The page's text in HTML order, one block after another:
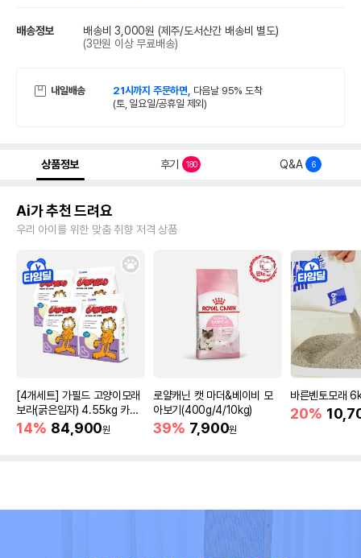
배송정보 배송비 3,000원 (제주/도서산간 배송비 별도)
(3만원 이상 무료배송)
내일배송 21시까지 주문하면, 다음날 95% 도착
(토, 일요일/공휴일 제외)
상품정보 후기 180 Q&A 6
Ai가 추천 드려요
우리 아이를 위한 맞춤 취향 저격 상품
[4개세트] 가필드 고양이모래
보라(굵은입자) 4.55kg 카사
바모래
14% 84,900원
로얄캐닌 캣 마더&베이비 모
아보기(400g/4/10kg)
39% 7,900원
바른벤토모래
20%